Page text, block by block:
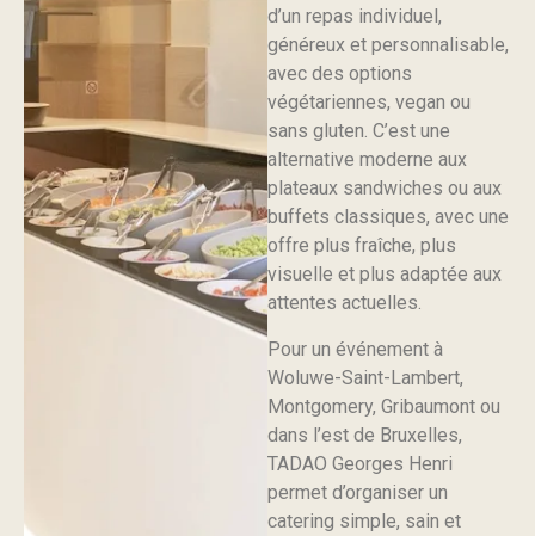
d’un repas individuel,
généreux et personnalisable,
avec des options
végétariennes, vegan ou
sans gluten. C’est une
alternative moderne aux
plateaux sandwiches ou aux
buffets classiques, avec une
offre plus fraîche, plus
visuelle et plus adaptée aux
attentes actuelles.
Pour un événement à
Woluwe-Saint-Lambert,
Montgomery, Gribaumont ou
dans l’est de Bruxelles,
TADAO Georges Henri
permet d’organiser un
catering simple, sain et